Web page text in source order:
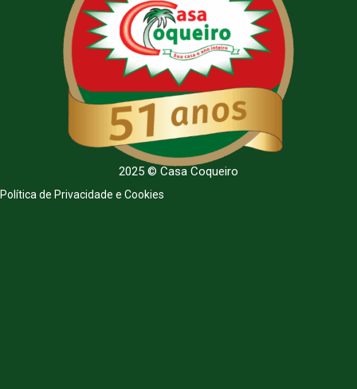
2025 © Casa Coqueiro
Política de Privacidade e Cookies